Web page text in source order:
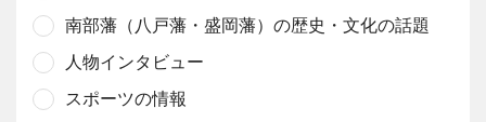
南部藩（八戸藩・盛岡藩）の歴史・文化の話題
人物インタビュー
スポーツの情報